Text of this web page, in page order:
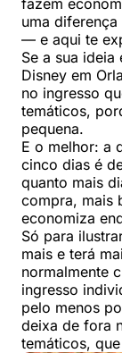
uma
— e aqui te
Se a sua
Disney em
no ingresso
temáticos,
pequena.
E o melhor: a
cinco dias é
quanto mais
compra, mais
economiza
Só para
mais e terá
normalmente
ingresso
pelo menos
deixa de fora
temáticos,